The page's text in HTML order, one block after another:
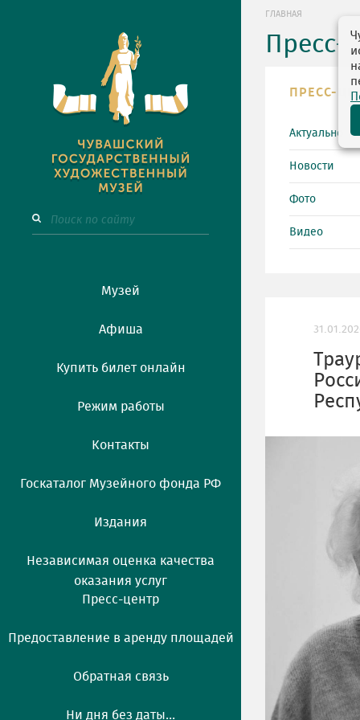
Музей
Афиша
Купить билет онлайн
Режим работы
Контакты
Госкаталог Музейного фонда РФ
Издания
Независимая оценка качества
оказания услуг
Пресс-центр
Предоставление в аренду площадей
Обратная связь
Ни дня без даты...
ГЛАВНАЯ
Пресс-
ПРЕСС-
Актуально
Новости
Фото
Видео